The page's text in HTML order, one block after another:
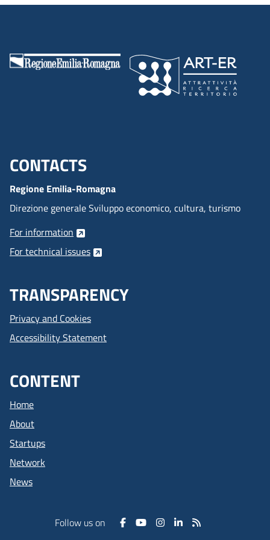
Menu footer inglese
CONTACTS
Regione Emilia-Romagna
Direzione generale Sviluppo economico, cultura, turismo
For information
For technical issues
TRANSPARENCY
Privacy and Cookies
Accessibility Statement
CONTENT
Home
About
Startups
Network
News
Follow us on